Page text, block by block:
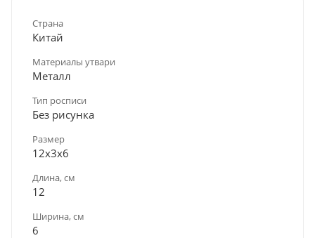
Страна
Китай
Материалы утвари
Металл
Тип росписи
Без рисунка
Размер
12х3х6
Длина, см
12
Ширина, см
6